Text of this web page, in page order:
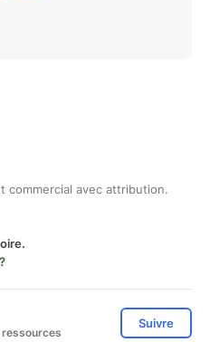
commercial avec attribution.
Suivre